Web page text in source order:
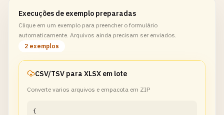
Execuções de exemplo preparadas
Clique em um exemplo para preencher o formulário
automaticamente. Arquivos ainda precisam ser enviados.
2 exemplos
CSV/TSV para XLSX em lote
Converte varios arquivos e empacota em ZIP
{